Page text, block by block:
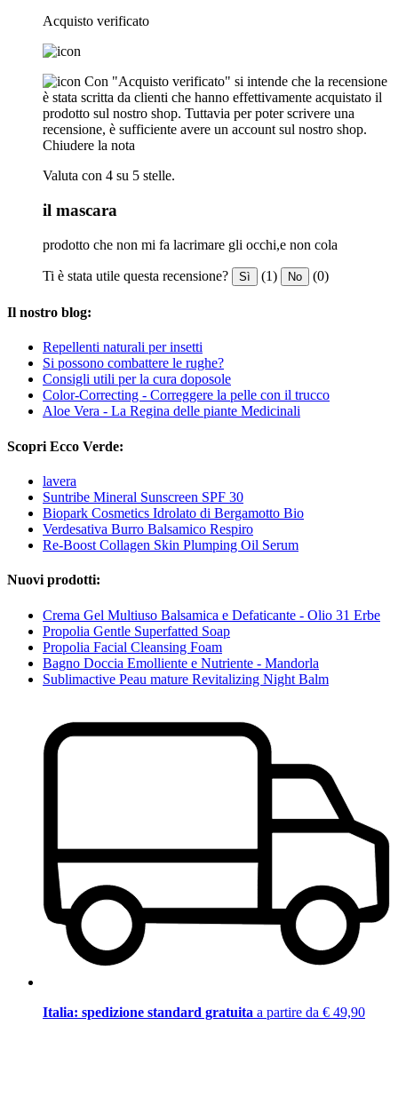
Acquisto verificato
Con "Acquisto verificato" si intende che la recensione
è stata scritta da clienti che hanno effettivamente acquistato il
prodotto sul nostro shop. Tuttavia per poter scrivere una
recensione, è sufficiente avere un account sul nostro shop.
Chiudere la nota
Valuta con 4 su 5 stelle.
il mascara
prodotto che non mi fa lacrimare gli occhi,e non cola
Ti è stata utile questa recensione? Sì (1) No (0)
Il nostro blog:
Repellenti naturali per insetti
Si possono combattere le rughe?
Consigli utili per la cura doposole
Color-Correcting - Correggere la pelle con il trucco
Aloe Vera - La Regina delle piante Medicinali
Scopri Ecco Verde:
lavera
Suntribe Mineral Sunscreen SPF 30
Biopark Cosmetics Idrolato di Bergamotto Bio
Verdesativa Burro Balsamico Respiro
Re-Boost Collagen Skin Plumping Oil Serum
Nuovi prodotti:
Crema Gel Multiuso Balsamica e Defaticante - Olio 31 Erbe
Propolia Gentle Superfatted Soap
Propolia Facial Cleansing Foam
Bagno Doccia Emolliente e Nutriente - Mandorla
Sublimactive Peau mature Revitalizing Night Balm
Italia: spedizione standard gratuita a partire da € 49,90